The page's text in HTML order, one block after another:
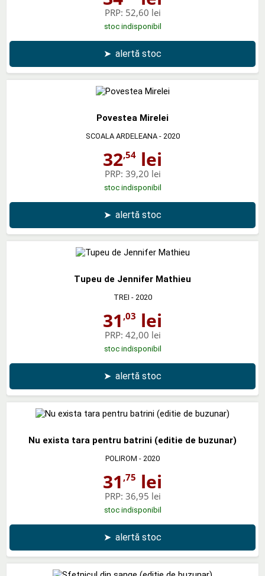
PRP: 52,60 lei
stoc indisponibil
➤ alertă stoc
Povestea Mirelei
SCOALA ARDELEANA- 2020
32,54 lei
PRP: 39,20 lei
stoc indisponibil
➤ alertă stoc
Tupeu de Jennifer Mathieu
TREI - 2020
31 ,03 lei
PRP: 42,00 lei
stoc indisponibil
➤ alertă stoc
Nu exista tara pentru batrini (editie de buzunar)
POLIROM - 2020
31 ,75 lei
PRP: 36,95 lei
stoc indisponibil
➤ alertă stoc